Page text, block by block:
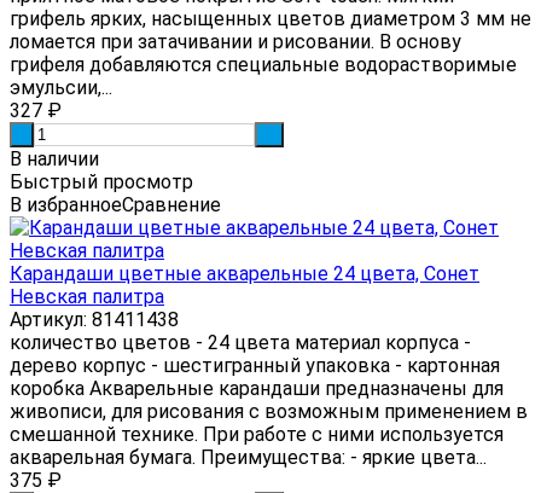
грифель ярких, насыщенных цветов диаметром 3 мм не
ломается при затачивании и рисовании. В основу
грифеля добавляются специальные водорастворимые
эмульсии,...
327 ₽
В наличии
Быстрый просмотр
В избранноеСравнение
Карандаши цветные акварельные 24 цвета, Сонет
Невская палитра
Артикул: 81411438
количество цветов - 24 цвета материал корпуса -
дерево корпус - шестигранный упаковка - картонная
коробка Акварельные карандаши предназначены для
живописи, для рисования с возможным применением в
смешанной технике. При работе с ними используется
акварельная бумага. Преимущества: - яркие цвета...
375 ₽